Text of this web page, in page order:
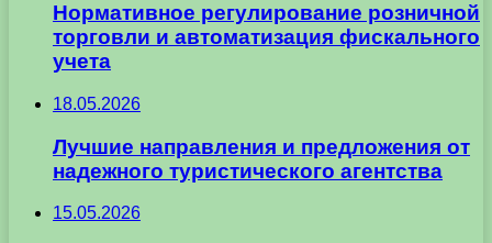
Нормативное регулирование розничной
торговли и автоматизация фискального
учета
18.05.2026
Лучшие направления и предложения от
надежного туристического агентства
15.05.2026